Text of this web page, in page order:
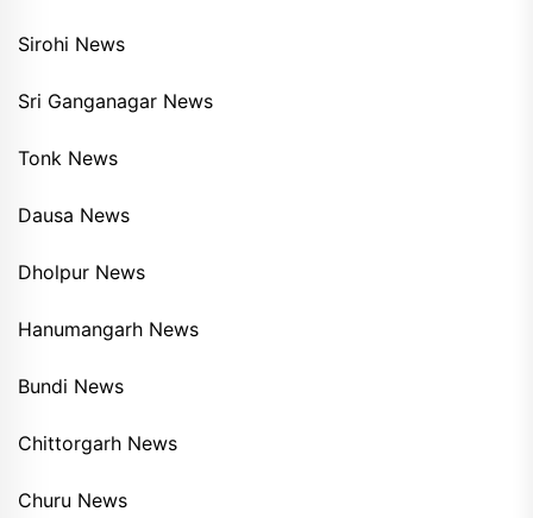
Sirohi News
Sri Ganganagar News
Tonk News
Dausa News
Dholpur News
Hanumangarh News
Bundi News
Chittorgarh News
Churu News